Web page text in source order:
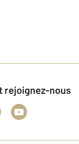
rejoignez-nous